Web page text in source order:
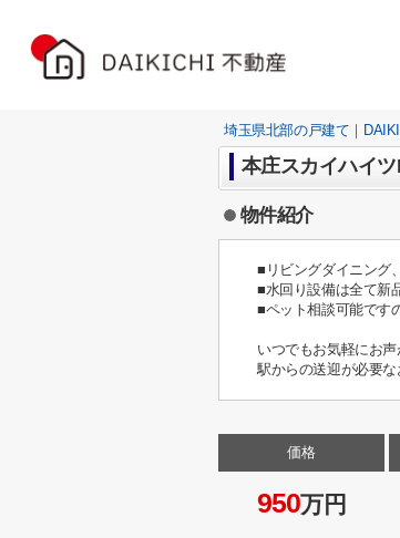
埼玉県北部の戸建て｜
本庄スカイハイ
物件紹介
■リビングダイニング
■水回り設備は全て新
■ペット相談可能です
いつでもお気軽にお
駅からの送迎が必要な
価格
950万円